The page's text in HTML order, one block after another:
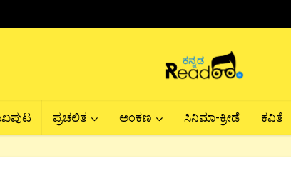
ಪ್ರಚಲಿತ ಅಂಕಣ ಸಿನಿಮಾ-ಕ್ರೀಡೆ ಕವಿತೆ